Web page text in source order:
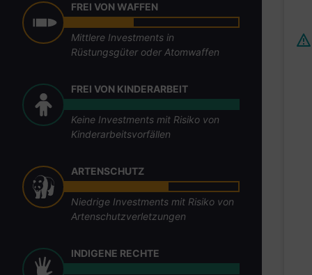
FREI VON WAFFEN
Mittlere Investments in
Rüstungsgüter oder Atomwaffen
FREI VON KINDERARBEIT
Keine Investments mit Risiko von
Kinderarbeitsvorfällen
ARTENSCHUTZ
Niedrige Investments mit Risiko von
Artenschutzverletzungen
INDIGENE RECHTE